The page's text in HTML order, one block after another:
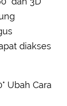
diakses
Ubah Cara